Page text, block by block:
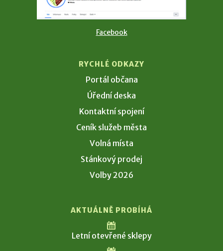
Facebook
RYCHLÉ ODKAZY
Portál občana
Úřední deska
Kontaktní spojení
Ceník služeb města
Volná místa
Stánkový prodej
Volby 2026
AKTUÁLNĚ PROBÍHÁ
Letní otevřené sklepy